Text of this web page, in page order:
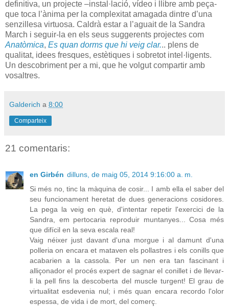
definitiva, un projecte –instal·lació, vídeo i llibre amb peça-
que toca l’ànima per la complexitat amagada dintre d’una
senzillesa virtuosa. Caldrà estar a l’aguait de la Sandra
March i seguir-la en els seus suggerents projectes com
Anatòmica, Es quan dorms que hi veig clar... plens de
qualitat, idees fresques, estètiques i sobretot intel · ligents.
Un descobriment per a mi, que he volgut compartir amb
vosaltres.
Galderich a 8:00
Comparteix
21 comentaris:
en Girbén dilluns, de maig 05, 2014 9:16:00 a. m.
Si més no, tinc la màquina de cosir... I amb ella el saber del
seu funcionament heretat de dues generacions cosidores.
La pega la veig en què, d'intentar repetir l'exercici de la
Sandra, em pertocaria reproduir muntanyes... Cosa més
que difícil en la seva escala real!
Vaig néixer just davant d'una morgue i al damunt d'una
polleria on encara et mataven els pollastres i els conills que
acabarien a la cassola. Per un nen era tan fascinant i
alliçonador el procés expert de sagnar el conillet i de llevar-
li la pell fins la descoberta del muscle turgent! El grau de
virtualitat esdevenia nul; i més quan encara recordo l'olor
espessa, de vida i de mort, del comerç.